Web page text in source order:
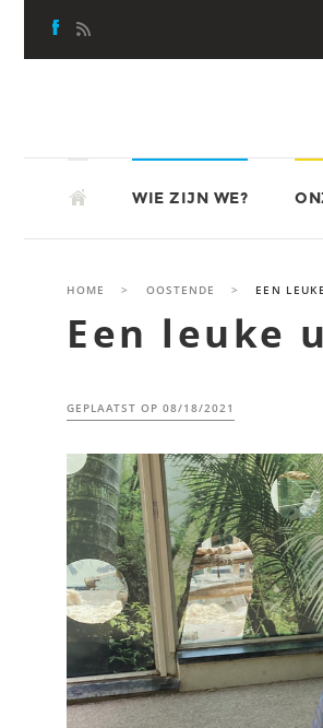
content
ATD-VIERDEWERELD
TO
CONTENT WIE ZIJN WE?
HOME > OOSTENDE > EEN
Een leuke
GEPLAATST OP 08/18/2021